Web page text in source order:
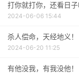
2024-06-06 15:44
杀人偿命，天经地义！
2024-06-20 11:25
有他没我，有我没他！